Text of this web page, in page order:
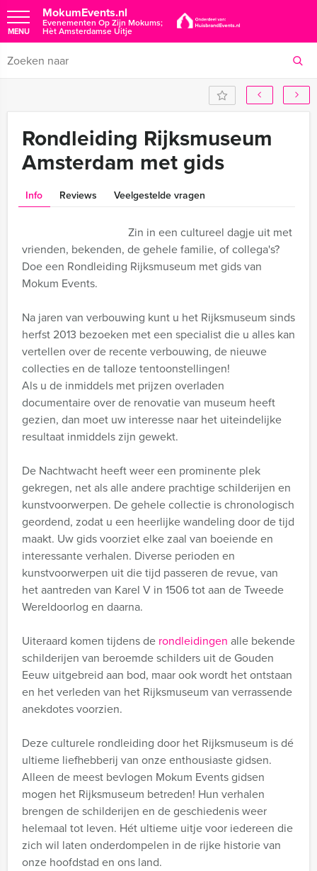
MokumEvents.nl
Evenementen Op Zijn Mokums;
Hèt Amsterdamse Uitje
MENU
Rondleiding Rijksmuseum
Amsterdam met gids
Info Reviews Veelgestelde vragen
Zin in een cultureel dagje uit met
vrienden, bekenden, de gehele familie, of collega's?
Doe een Rondleiding Rijksmuseum met gids van
Mokum Events.
Na jaren van verbouwing kunt u het Rijksmuseum sinds
herfst 2013 bezoeken met een specialist die u alles kan
vertellen over de recente verbouwing, de nieuwe
collecties en de talloze tentoonstellingen!
Als u de inmiddels met prijzen overladen
documentaire over de renovatie van museum heeft
gezien, dan moet uw interesse naar het uiteindelijke
resultaat inmiddels zijn gewekt.
De Nachtwacht heeft weer een prominente plek
gekregen, net als alle andere prachtige schilderijen en
kunstvoorwerpen. De gehele collectie is chronologisch
geordend, zodat u een heerlijke wandeling door de tijd
maakt. Uw gids voorziet elke zaal van boeiende en
interessante verhalen. Diverse perioden en
kunstvoorwerpen uit die tijd passeren de revue, van
het aantreden van Karel V in 1506 tot aan de Tweede
Wereldoorlog en daarna.
Uiteraard komen tijdens de rondleidingen alle bekende
schilderijen van beroemde schilders uit de Gouden
Eeuw uitgebreid aan bod, maar ook wordt het ontstaan
en het verleden van het Rijksmuseum van verrassende
anekdotes voorzien.
Deze culturele rondleiding door het Rijksmuseum is dé
ultieme liefhebberij van onze enthousiaste gidsen.
Alleen de meest bevlogen Mokum Events gidsen
mogen het Rijksmuseum betreden! Hun verhalen
brengen de schilderijen en de geschiedenis weer
helemaal tot leven. Hét ultieme uitje voor iedereen die
zich wil laten onderdompelen in de rijke historie van
onze hoofdstad en ons land.